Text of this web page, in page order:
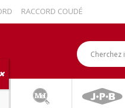
RACCORD COUDÉ AVEC REBORD